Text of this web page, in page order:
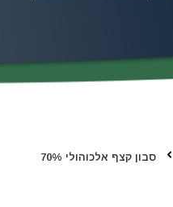
סבון קצף אלכוהולי 70%